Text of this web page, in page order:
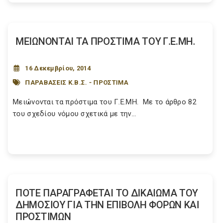
ΜΕΙΩΝΟΝΤΑΙ ΤΑ ΠΡΟΣΤΙΜΑ ΤΟΥ Γ.Ε.ΜΗ.
16 Δεκεμβρίου, 2014
ΠΑΡΑΒΑΣΕΙΣ Κ.Β.Σ. - ΠΡΟΣΤΙΜΑ
Μειώνονται τα πρόστιμα του Γ.Ε.ΜΗ. Με το άρθρο 82
του σχεδίου νόμου σχετικά με την...
ΠΟΤΕ ΠΑΡΑΓΡΑΦΕΤΑΙ ΤΟ ΔΙΚΑΙΩΜΑ ΤΟΥ
ΔΗΜΟΣΙΟΥ ΓΙΑ ΤΗΝ ΕΠΙΒΟΛΗ ΦΟΡΩΝ ΚΑΙ
ΠΡΟΣΤΙΜΩΝ